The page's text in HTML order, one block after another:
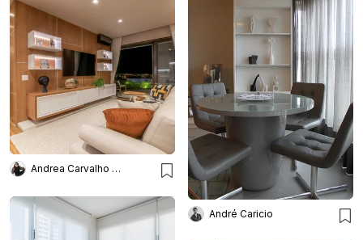
André Caricio
Andrea Carvalho Arquitetura